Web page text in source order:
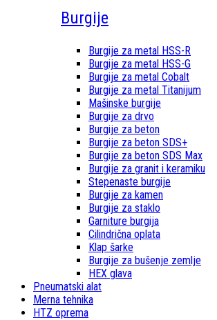
Burgije
Burgije za metal HSS-R
Burgije za metal HSS-G
Burgije za metal Cobalt
Burgije za metal Titanijum
Mašinske burgije
Burgije za drvo
Burgije za beton
Burgije za beton SDS+
Burgije za beton SDS Max
Burgije za granit i keramiku
Stepenaste burgije
Burgije za kamen
Burgije za staklo
Garniture burgija
Cilindrična oplata
Klap šarke
Burgije za bušenje zemlje
HEX glava
Pneumatski alat
Merna tehnika
HTZ oprema